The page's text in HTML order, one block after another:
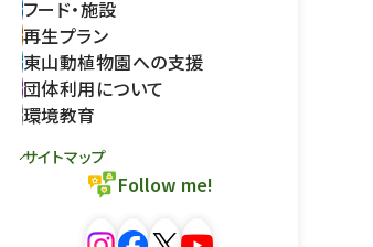
フード・施設
再生プラン
東山動植物園への支援
団体利用について
環境教育
サイトマップ
Follow me!